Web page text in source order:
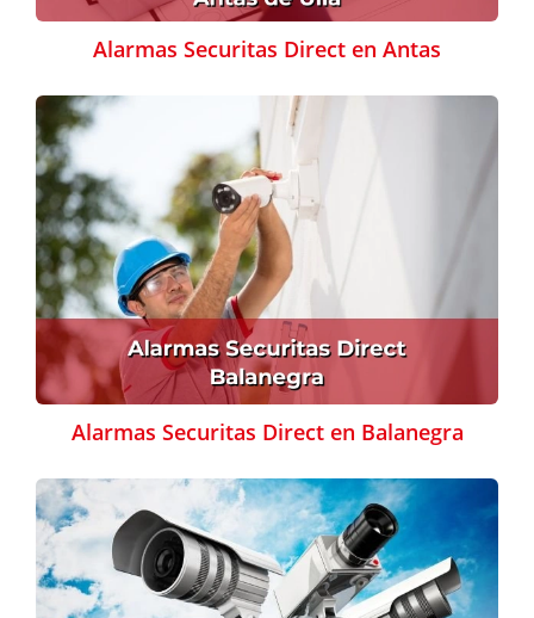
Alarmas Securitas Direct en Antas
Alarmas Securitas Direct en Balanegra